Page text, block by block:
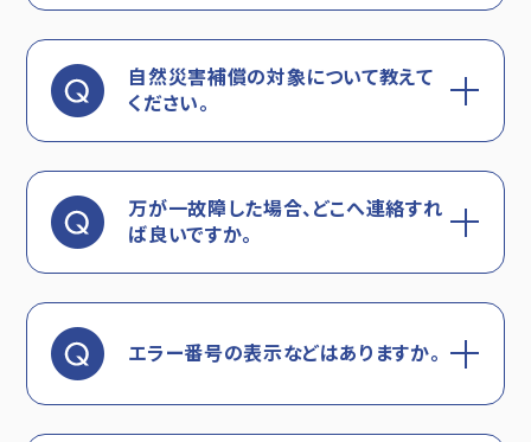
自然災害補償の対象について教えて
ください。
万が一故障した場合、どこへ連絡すれ
ば良いですか。
エラー番号の表示などはありますか。